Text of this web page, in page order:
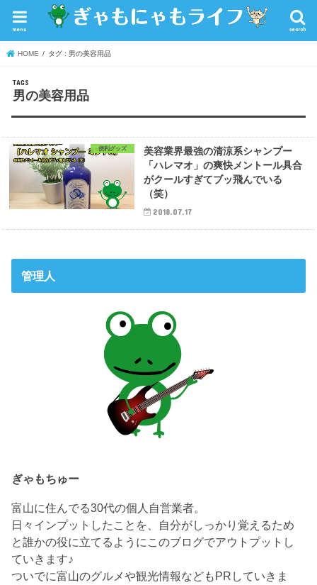
search
menu
HOME タグ : 男の美容用品
男の美容用品
便利グッズ
美容業界最強の清涼系シャンプー
「ハレマオ」の爽快メントール具合
がクールすぎてブッ飛んでいる
（笑）
2018.07.17
管理人
ぎゃもちゅー
富山に住んでる30代の個人自営業者。
日々インプットしたことを、自分がしっかり覚えるため
と誰かの役に立てるようにこのブログでアウトプットし
ていきます♪
ついでに富山のグルメや観光情報などもPRしていきま